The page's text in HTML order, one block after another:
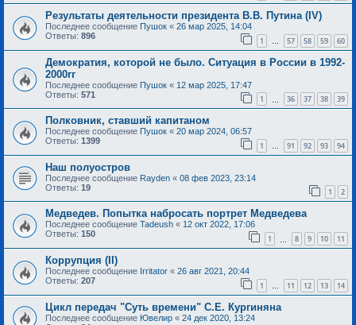
Результаты деятельности президента В.В. Путина (IV)
Последнее сообщение Пушок « 26 мар 2025, 14:04
Ответы: 896 1 … 57 58 59 60
Демократия, которой не было. Ситуация в России в 1992-
2000гг
Последнее сообщение Пушок « 12 мар 2025, 17:47
Ответы: 571 1 36 37 38 39
Полковник, ставший капитаном
Последнее сообщение Пушок « 20 мар 2024, 06:57
Ответы: 1399 1 … 91 92 93 94
Наш полуостров
Последнее сообщение Rayden « 08 фев 2023, 23:14
Ответы: 19 1 2
Медведев. Попытка набросать портрет Медведева
Последнее сообщение Tadeush « 12 окт 2022, 17:06
Ответы: 150 1 8 9 10 11
Коррупция (II)
Последнее сообщение Irritator « 26 авг 2021, 20:44
Ответы: 207 1 … 11 12 13 14
Цикл передач "Суть времени" С.Е. Кургиняна
Последнее сообщение Ювелир « 24 дек 2020, 13:24